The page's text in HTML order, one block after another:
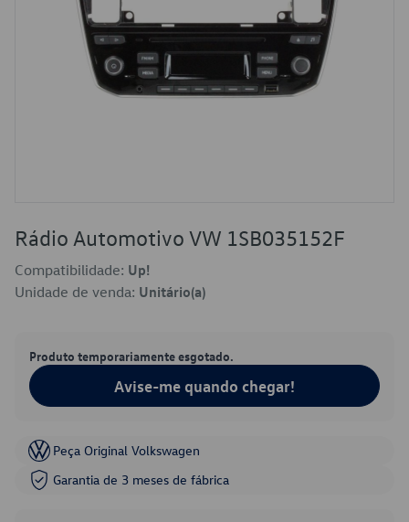
Rádio Automotivo VW 1SB035152F
Compatibilidade: Up!
Unidade de venda: Unitário(a)
Produto temporariamente esgotado.
Avise-me quando chegar!
Peça Original Volkswagen
Garantia de 3 meses de fábrica